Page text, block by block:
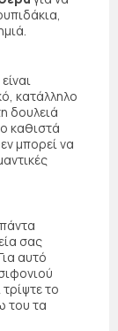
κατάλληλο
δουλειά
καθιστά
μπορεί να
σας
αυτό
το
του τα